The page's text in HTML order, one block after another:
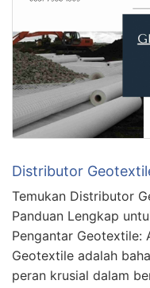
Distributor
Temukan Distributor
Panduan Lengkap
Pengantar Geotextile:
Geotextile adalah
peran krusial dalam